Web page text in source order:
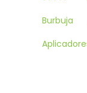
Burbuja